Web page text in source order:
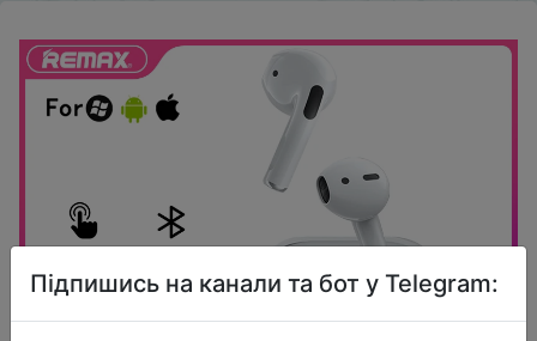
Підпишись на канали та бот у Telegram: